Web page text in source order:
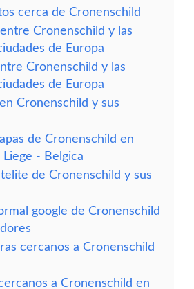
cerca de Cronenschild
Cronenschild y las
de Europa
Cronenschild y las
de Europa
Cronenschild y sus
de Cronenschild en
- Belgica
de Cronenschild y sus
google de Cronenschild
cercanos a Cronenschild
a Cronenschild en